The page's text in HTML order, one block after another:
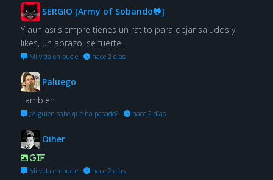
SERGIO [Army of Sobando🐸]
Y aun así siempre tienes un ratito para dejar saludos y
likes, un abrazo, se fuerte!
Mi vida en bucle· hace 2 días
Paluego
También
¿Alguien sabe qué ha pasado?· hace 2 días
Oiher
GIF
Mi vida en bucle· hace 2 días